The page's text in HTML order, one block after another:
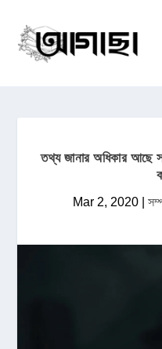
তথ্য জানার অধিকার আছে
Mar 2, 2020